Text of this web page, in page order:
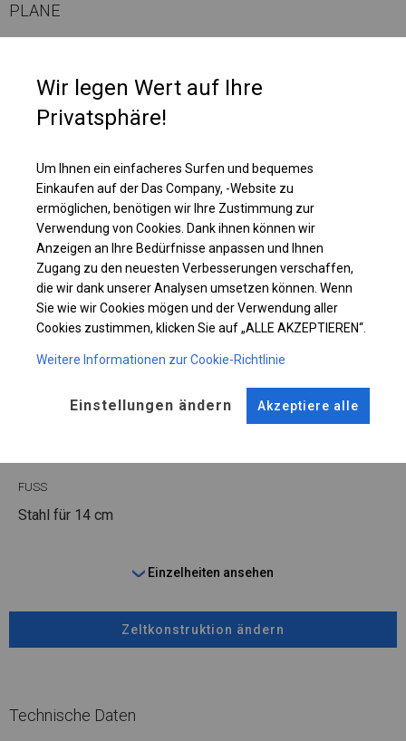
PLANE
zusätzliche Heizung benötigt, ist die Wahl dieser Plane die beste. Im
Inneren können Sie Wärmestrahler oder andere Heizungen platzieren, die
ihre Funktionen erfüllen.
Einzelheiten ansehen
Plane ändern
KONSTRUKTION
WINTER
ANSCHLÜSSE
FUSS
Stahl für 14 cm
Einzelheiten ansehen
Zeltkonstruktion ändern
Technische Daten
Wir legen Wert auf Ihre
Privatsphäre!
Um Ihnen ein einfacheres Surfen und bequemes
Einkaufen auf der Das Company, -Website zu
ermöglichen, benötigen wir Ihre Zustimmung zur
Verwendung von Cookies. Dank ihnen können wir
Anzeigen an Ihre Bedürfnisse anpassen und Ihnen
Zugang zu den neuesten Verbesserungen verschaffen,
die wir dank unserer Analysen umsetzen können. Wenn
Sie wie wir Cookies mögen und der Verwendung aller
Cookies zustimmen, klicken Sie auf „ALLE AKZEPTIEREN“.
Weitere Informationen zur Cookie-Richtlinie
Einstellungen ändern Akzeptiere alle